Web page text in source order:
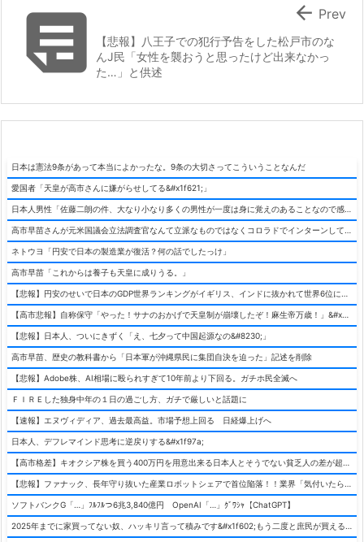
 【悲報】八王子での犯行予告をした松戸市のな
んJ民「女性を襲おうと思ったけど出来なかっ
た…」と供述
 Prev
日本は憲法9条があって本当によかったな。9条の大切さってこういうことなんだ
愛国者「天皇が高市さんに嫌がらせしてる&#x1f621;」
ネトウヨ「円安で日本の製造業が復活？何の話でしたっけ」
高市早苗「これからは養子も天皇に成りうる。」
【悲報】日本人、ついにきずく「え、七夕って中国起源なの&#8230;」
高市早苗、歴史の教科書から「日本軍が沖縄県民に集団自決を迫った」記述を削除
【悲報】Adobe株、AI相場に殴られすぎて10年前より下回る。ガチホ民全滅へ
ＦＩＲＥした独身中年の１日の過ごし方、ガチで厳しいと話題に
【速報】エヌヴィディア、過去最高益。市場予想上回る 日経爆上げへ
日本人、デフレマインド思考に逆戻りする&#x1f97a;
ソフトバンクG「…」ﾌﾙﾌﾙつ6兆3,840億円 OpenAI「…」ｸﾞﾜｼｬ【ChatGPT】